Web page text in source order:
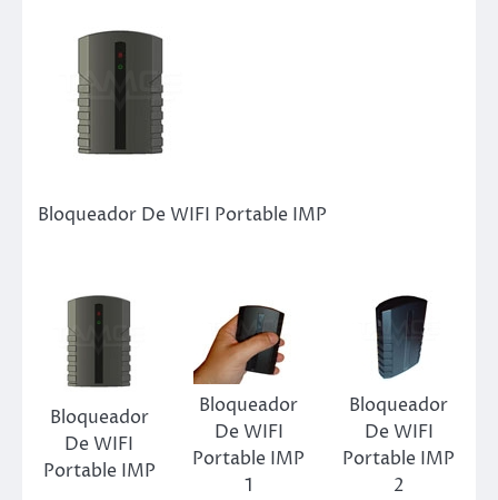
Bloqueador De WIFI Portable IMP
Bloqueador
De WIFI
Portable IMP
Bloqueador
De WIFI
Portable IMP
1
Bloqueador
De WIFI
Portable IMP
2